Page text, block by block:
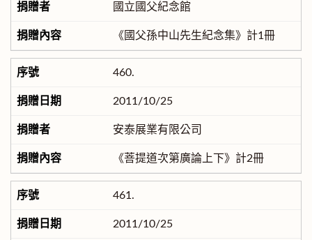
國立國父紀念館
《國父孫中山先生紀念集》計1冊
460.
2011/10/25
安泰展業有限公司
《菩提道次第廣論上下》計2冊
461.
2011/10/25